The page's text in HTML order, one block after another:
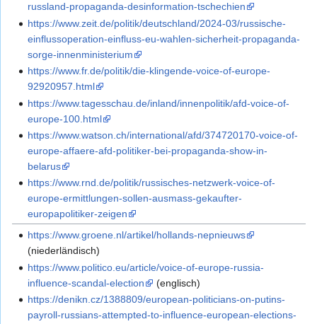
russland-propaganda-desinformation-tschechien
https://www.zeit.de/politik/deutschland/2024-03/russische-
einflussoperation-einfluss-eu-wahlen-sicherheit-propaganda-
sorge-innenministerium
https://www.fr.de/politik/die-klingende-voice-of-europe-
92920957.html
https://www.tagesschau.de/inland/innenpolitik/afd-voice-of-
europe-100.html
https://www.watson.ch/international/afd/374720170-voice-of-
europe-affaere-afd-politiker-bei-propaganda-show-in-
belarus
https://www.rnd.de/politik/russisches-netzwerk-voice-of-
europe-ermittlungen-sollen-ausmass-gekaufter-
europapolitiker-zeigen
https://www.groene.nl/artikel/hollands-nepnieuws
(niederländisch)
https://www.politico.eu/article/voice-of-europe-russia-
influence-scandal-election
(englisch)
https://denikn.cz/1388809/european-politicians-on-putins-
payroll-russians-attempted-to-influence-european-elections-